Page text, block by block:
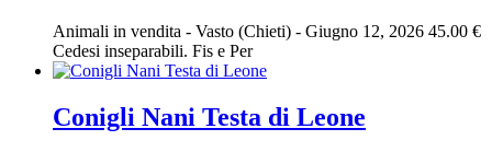
Animali in vendita - Vasto (Chieti) - Giugno 12, 2026 45.00 €
Cedesi inseparabili. Fis e Per
Conigli Nani Testa di Leone